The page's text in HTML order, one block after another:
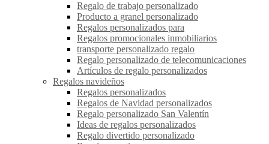
Regalo de trabajo personalizado
Producto a granel personalizado
Regalos personalizados para
Regalos promocionales inmobiliarios
transporte personalizado regalo
Regalo personalizado de telecomunicaciones
Artículos de regalo personalizados
Regalos navideños
Regalos personalizados
Regalos de Navidad personalizados
Regalo personalizado San Valentín
Ideas de regalos personalizados
Regalo divertido personalizado